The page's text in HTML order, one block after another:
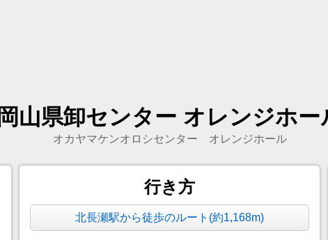
岡山県卸センター オレンジホー
オカヤマケンオロシセンター オレンジホール
行き方
北長瀬駅から徒歩のルート(約1,168m)